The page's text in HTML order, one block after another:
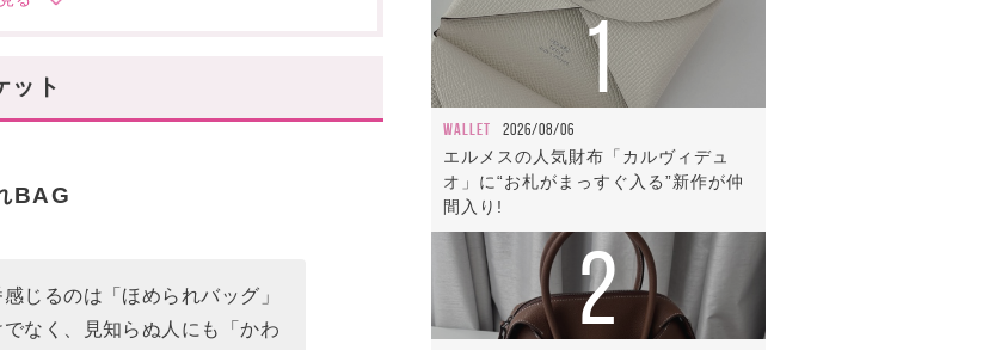
ット
BAG
じるのは「ほめられバッグ」
なく、見知らぬ人にも「かわ
1
WALLET 2026/08/06
エルメスの人気財布「カルヴィデュ
オ」に“お札がまっすぐ入る”新作が仲
間入り!
2